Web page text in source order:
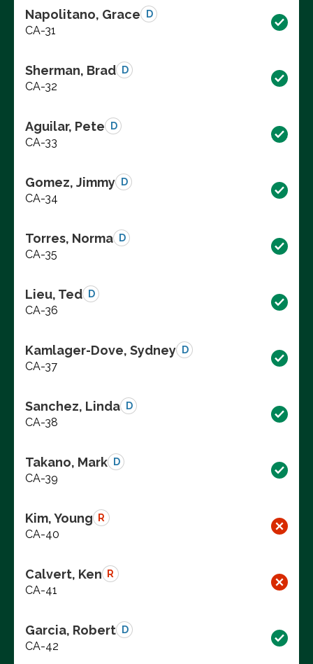
Napolitano, Grace D
CA-31
Sherman, Brad D
CA-32
Aguilar, Pete D
CA-33
Gomez, Jimmy D
CA-34
Torres, Norma D
CA-35
Lieu, Ted D
CA-36
Kamlager-Dove, Sydney D
CA-37
Sanchez, Linda D
CA-38
Takano, Mark D
CA-39
Kim, Young R
CA-40
Calvert, Ken R
CA-41
Garcia, Robert D
CA-42